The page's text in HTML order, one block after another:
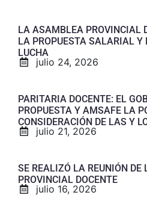
LA ASAMBLEA PROVINCIAL
LA PROPUESTA SALARIAL Y
LUCHA
julio 24, 2026
PARITARIA DOCENTE: EL
PROPUESTA Y AMSAFE LA
CONSIDERACIÓN DE LAS Y
julio 21, 2026
SE REALIZÓ LA REUNIÓN DE
PROVINCIAL DOCENTE
julio 16, 2026